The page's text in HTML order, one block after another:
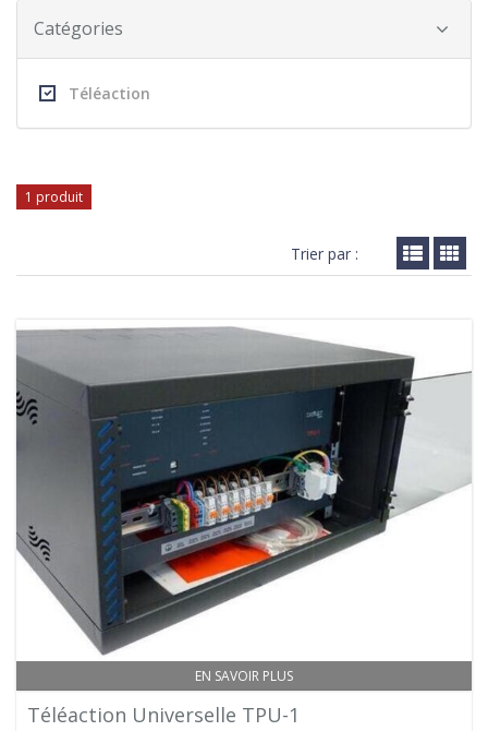
Catégories
Téléaction
1 produit
Trier par :
EN SAVOIR PLUS
Téléaction Universelle TPU-1